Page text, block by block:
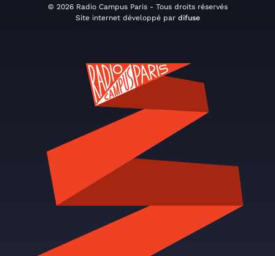
© 2026 Radio Campus Paris - Tous droits réservés
Site internet développé par difuse